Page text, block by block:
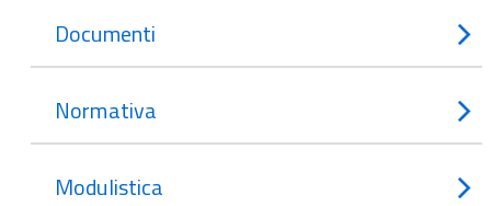
Documenti
Normativa
Modulistica